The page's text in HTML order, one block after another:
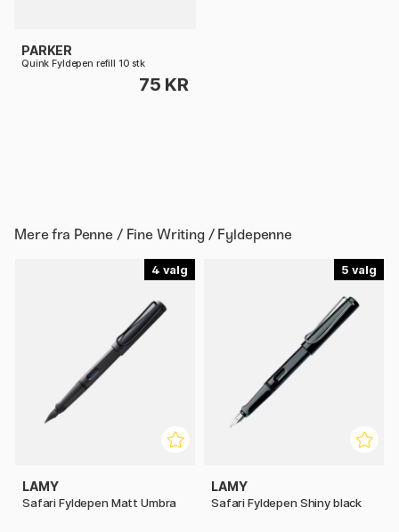
PARKER
Quink Fyldepen refill 10 stk
75 KR
Mere fra Penne / Fine Writing / Fyldepenne
4
LAMY
Safari Fyldepen Matt Umbra
5
LAMY
Safari Fyldepen Shiny black